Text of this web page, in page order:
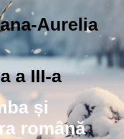
Aurelia
a III-a
și
română